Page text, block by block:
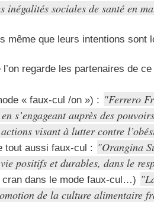
inégalités sociales de santé en
même que leurs intentions sont
regarde les partenaires de
« faux-cul /on ») :
Ferrero
s’engageant auprès des
visant à lutter contre
tout aussi faux-cul :
Orangina
positifs et durables, dans le
cran dans le mode faux-cul…)
de la culture alimentaire